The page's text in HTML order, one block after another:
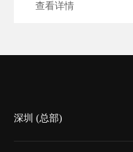
查看详情
深圳 (总部)